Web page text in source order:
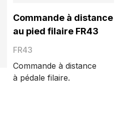
Commande à distance
au pied filaire FR43
FR43
Commande à distance
à pédale filaire.